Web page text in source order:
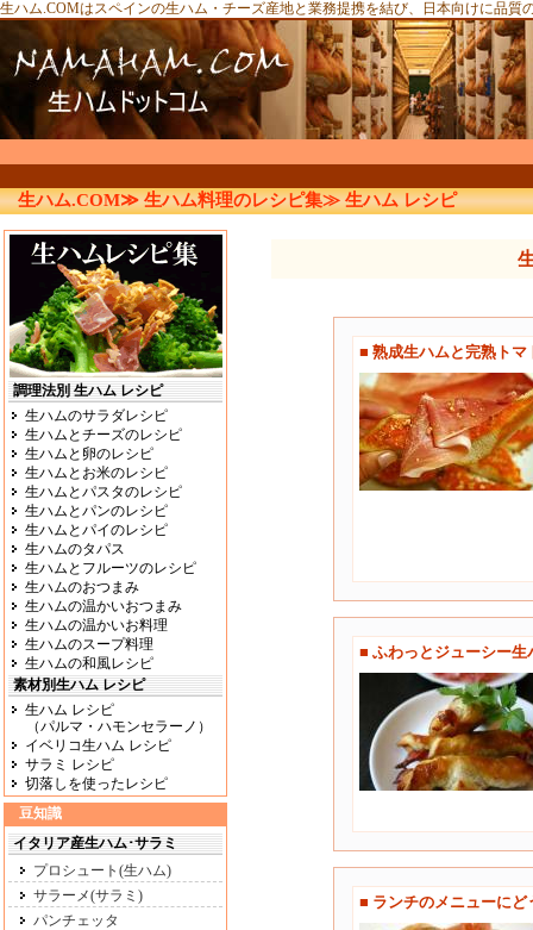
生ハム.COMはスペインの生ハム・チーズ産地と業務提携を結び、日本向けに品
生ハム.COM≫ 生ハム料理のレシピ集≫ 生ハム レシピ
調理法別 生ハム レシピ
生ハムのサラダレシピ
生ハムとチーズのレシピ
生ハムと卵のレシピ
生ハムとお米のレシピ
生ハムとパスタのレシピ
生ハムとパンのレシピ
生ハムとパイのレシピ
生ハムのタパス
生ハムとフルーツのレシピ
生ハムのおつまみ
生ハムの温かいおつまみ
生ハムの温かいお料理
生ハムのスープ料理
生ハムの和風レシピ
素材別生ハム レシピ
生ハム レシピ
（パルマ・ハモンセラーノ）
イベリコ生ハム レシピ
サラミ レシピ
切落しを使ったレシピ
豆知識
イタリア産生ハム･サラミ
プロシュート(生ハム)
サラーメ(サラミ)
パンチェッタ
■ 熟成生ハムと完熟ト
■ ふわっとジューシー
■ ランチのメニューに